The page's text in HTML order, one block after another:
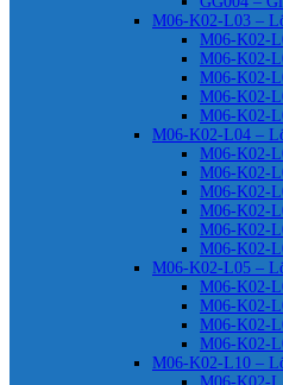
M06-K02-L03 –
M06-K02-
M06-K02-
M06-K02-
M06-K02-
M06-K02-
M06-K02-L04 –
M06-K02-
M06-K02-
M06-K02-
M06-K02-
M06-K02-
M06-K02-
M06-K02-L05 –
M06-K02-
M06-K02-
M06-K02-
M06-K02-
M06-K02-L10 –